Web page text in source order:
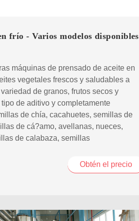
frío - Varios modelos disponibles
máquinas de prensado de aceite en
vegetales frescos y saludables a
de granos, frutos secos y
de aditivo y completamente
de chía, cacahuetes, semillas de
de cá?amo, avellanas, nueces,
de calabaza, semillas
Obtén el precio